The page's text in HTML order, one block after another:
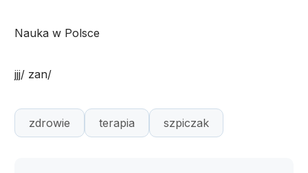
Nauka w Polsce
jjj/ zan/
zdrowie terapia szpiczak